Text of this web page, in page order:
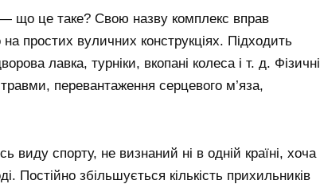
— що це таке? Свою назву комплекс вправ
простих вуличних конструкціях. Підходить
лавка, турніки, вкопані колеса і т. д. Фізичні
перевантаження серцевого м’яза,
виду спорту, не визнаний ні в одній країні, хоча
Постійно збільшується кількість прихильників